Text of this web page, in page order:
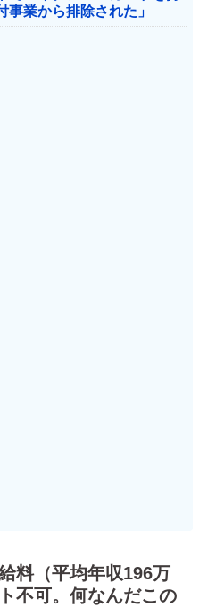
事業から排除された」
料（平均年収196万
不可。何なんだこの